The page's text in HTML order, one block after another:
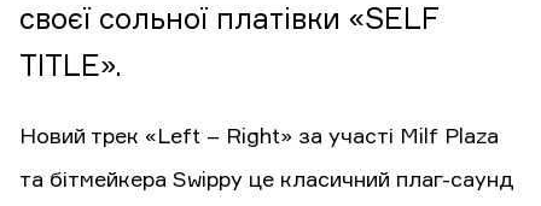
своєї сольної платівки «SELF
TITLE».
Новий трек «Left – Right» за участі Milf Plaza
та бітмейкера Swippy це класичний плаг-саунд